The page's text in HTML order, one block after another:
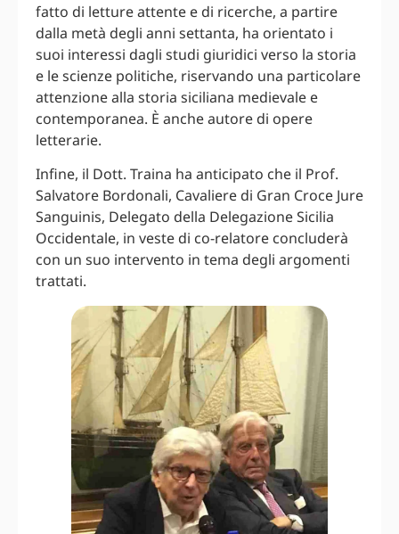
fatto di letture attente e di ricerche, a partire
dalla metà degli anni settanta, ha orientato i
suoi interessi dagli studi giuridici verso la storia
e le scienze politiche, riservando una particolare
attenzione alla storia siciliana medievale e
contemporanea. È anche autore di opere
letterarie.
Infine, il Dott. Traina ha anticipato che il Prof.
Salvatore Bordonali, Cavaliere di Gran Croce Jure
Sanguinis, Delegato della Delegazione Sicilia
Occidentale, in veste di co-relatore concluderà
con un suo intervento in tema degli argomenti
trattati.